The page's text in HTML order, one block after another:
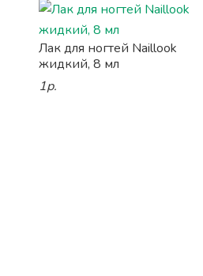
Лак для ногтей Naillook
жидкий, 8 мл
1р.